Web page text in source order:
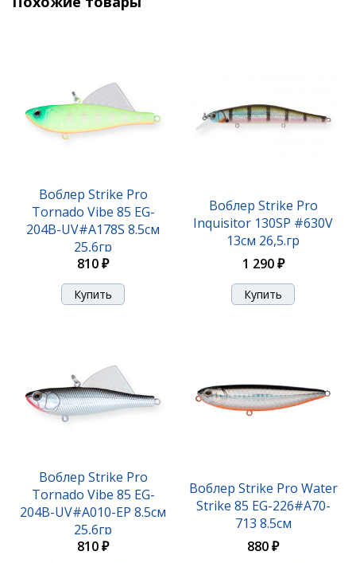
Воблер Strike Pro
Tornado Vibe 85 EG-
204B-UV#A178S 8.5см
25,6гр
810 ₽
Воблер Strike Pro
Inquisitor 130SP #630V
13см 26,5.гр
1 290 ₽
Воблер Strike Pro
Tornado Vibe 85 EG-
204B-UV#A010-EP 8.5см
25,6гр
810 ₽
Воблер Strike Pro Water
Strike 85 EG-226#A70-
713 8.5см
880 ₽